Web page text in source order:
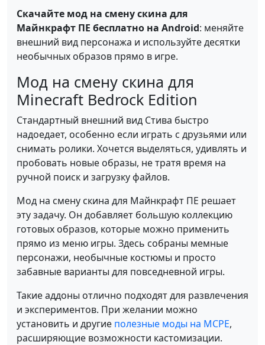
Скачайте мод на смену скина для
Майнкрафт ПЕ бесплатно на Android: меняйте
внешний вид персонажа и используйте десятки
необычных образов прямо в игре.
Мод на смену скина для
Minecraft Bedrock Edition
Стандартный внешний вид Стива быстро
надоедает, особенно если играть с друзьями или
снимать ролики. Хочется выделяться, удивлять и
пробовать новые образы, не тратя время на
ручной поиск и загрузку файлов.
Мод на смену скина для Майнкрафт ПЕ решает
эту задачу. Он добавляет большую коллекцию
готовых образов, которые можно применить
прямо из меню игры. Здесь собраны мемные
персонажи, необычные костюмы и просто
забавные варианты для повседневной игры.
Такие аддоны отлично подходят для развлечения
и экспериментов. При желании можно
установить и другие полезные моды на MCPE,
расширяющие возможности кастомизации.